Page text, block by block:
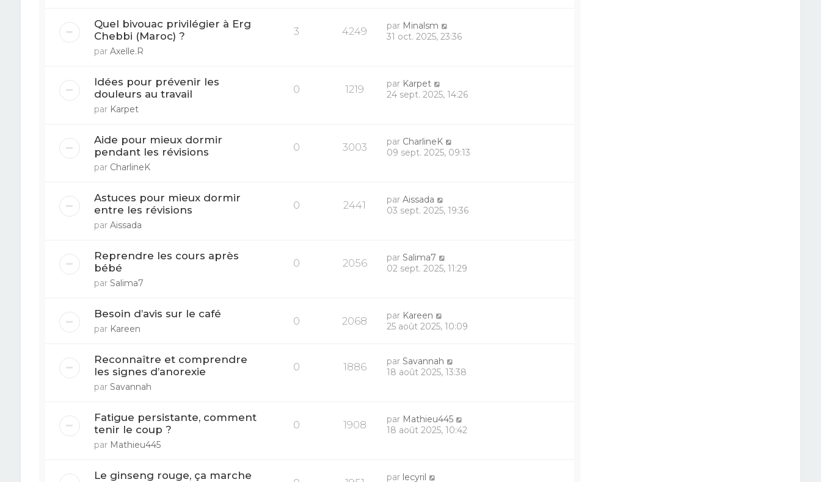
Quel bivouac privilégier à Erg
Chebbi (Maroc) ?
par Axelle.R
3 4249 par Minalsm
31 oct. 2025, 23:36
Idées pour prévenir les
douleurs au travail
par Karpet
0 1219 par Karpet
24 sept. 2025, 14:26
Aide pour mieux dormir
pendant les révisions
par CharlineK
0 3003 par CharlineK
09 sept. 2025, 09:13
Astuces pour mieux dormir
entre les révisions
par Aissada
0 2441 parAissada
03 sept. 2025, 19:36
Reprendre les cours après
bébé
par Salima7
0 2056 parSalima7
02 sept. 2025, 11:29
Besoin d’avis sur le café
par Kareen
0 2068 par Kareen
25 août 2025, 10:09
Reconnaître et comprendre
les signes d’anorexie
par Savannah
0 1886 parSavannah
18 août 2025, 13:38
Fatigue persistante, comment
tenir le coup ?
par Mathieu445
0 1908 par Mathieu445
18 août 2025, 10:42
Le ginseng rouge, ça marche
par lecyril